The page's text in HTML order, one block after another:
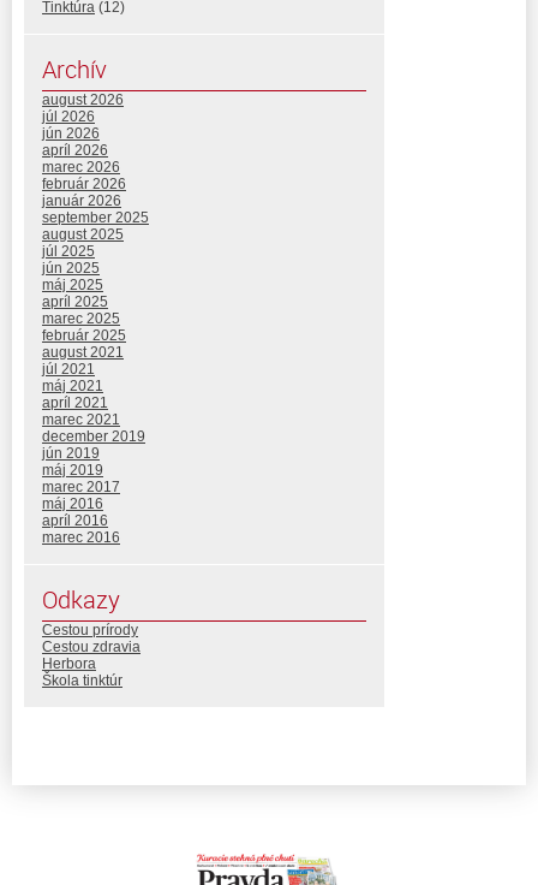
Tinktúra (12)
Archív
august 2026
júl 2026
jún 2026
apríl 2026
marec 2026
február 2026
január 2026
september 2025
august 2025
júl 2025
jún 2025
máj 2025
apríl 2025
marec 2025
február 2025
august 2021
júl 2021
máj 2021
apríl 2021
marec 2021
december 2019
jún 2019
máj 2019
marec 2017
máj 2016
apríl 2016
marec 2016
Odkazy
Cestou prírody
Cestou zdravia
Herbora
Škola tinktúr